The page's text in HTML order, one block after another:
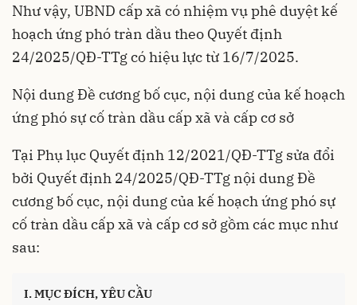
Như vậy, UBND cấp xã có nhiệm vụ phê duyệt kế
hoạch ứng phó tràn dầu theo Quyết định
24/2025/QĐ-TTgcó hiệu lực từ 16/7/2025.
Nội dung Đề cương bố cục, nội dung của kế hoạch
ứng phó sự cố tràn dầu cấp xã và cấp cơ sở
Tại Phụ lục Quyết định 12/2021/QĐ-TTg sửa đổi
bởi Quyết định 24/2025/QĐ-TTg nội dung Đề
cương bố cục, nội dung của kế hoạch ứng phó sự
cố tràn dầu cấp xã và cấp cơ sở gồm các mục như
sau:
I. MỤC ĐÍCH, YÊU CẦU